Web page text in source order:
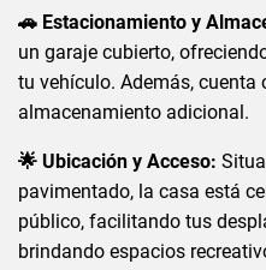
🚗 Estacionamiento y
un garaje cubierto,
tu vehículo. Además,
almacenamiento adicional.
🌟 Ubicación y Acceso:
pavimentado, la casa está
público, facilitando tus
brindando espacios